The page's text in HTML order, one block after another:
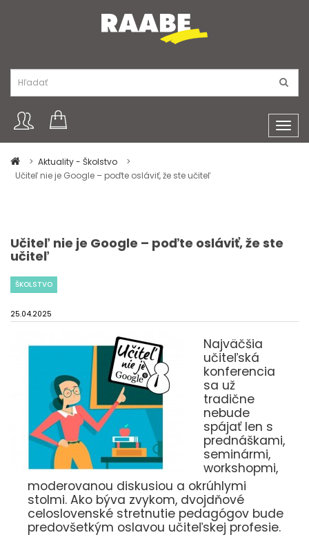
Aktuality - Školstvo
Učiteľ nie je Google – poďte osláviť, že ste učiteľ
Učiteľ nie je Google – poďte osláviť, že ste
učiteľ
ŠKOLSTVO
25.04.2025
Najväčšia
učiteľská
konferencia
sa už
tradične
nebude
spájať len s
prednáškami,
seminármi,
workshopmi,
moderovanou diskusiou a okrúhlymi
stolmi. Ako býva zvykom, dvojdňové
celoslovenské stretnutie pedagógov bude
predovšetkým oslavou učiteľskej profesie.